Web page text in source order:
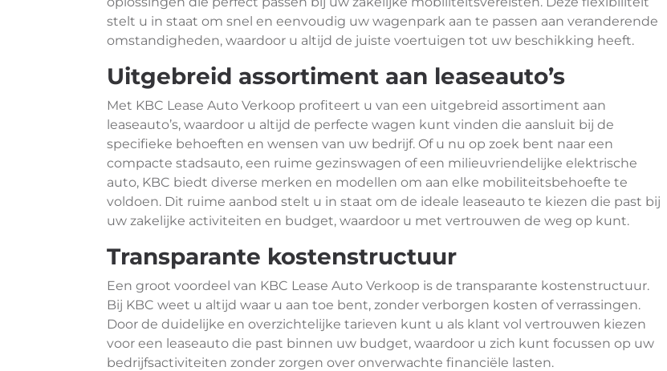
stelt u in staat om snel en eenvoudig uw wagenpark aan te passen aan veranderende
omstandigheden, waardoor u altijd de juiste voertuigen tot uw beschikking heeft.
Uitgebreid assortiment aan leaseauto’s
Met KBC Lease Auto Verkoop profiteert u van een uitgebreid assortiment aan
leaseauto’s, waardoor u altijd de perfecte wagen kunt vinden die aansluit bij de
specifieke behoeften en wensen van uw bedrijf. Of u nu op zoek bent naar een
compacte stadsauto, een ruime gezinswagen of een milieuvriendelijke elektrische
auto, KBC biedt diverse merken en modellen om aan elke mobiliteitsbehoefte te
voldoen. Dit ruime aanbod stelt u in staat om de ideale leaseauto te kiezen die past bij
uw zakelijke activiteiten en budget, waardoor u met vertrouwen de weg op kunt.
Transparante kostenstructuur
Een groot voordeel van KBC Lease Auto Verkoop is de transparante kostenstructuur.
Bij KBC weet u altijd waar u aan toe bent, zonder verborgen kosten of verrassingen.
Door de duidelijke en overzichtelijke tarieven kunt u als klant vol vertrouwen kiezen
voor een leaseauto die past binnen uw budget, waardoor u zich kunt focussen op uw
bedrijfsactiviteiten zonder zorgen over onverwachte financiële lasten.